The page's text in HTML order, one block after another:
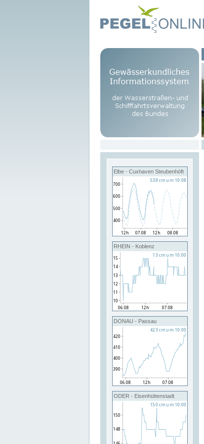
Elbe - Cuxhaven Steubenhöft
RHEIN - Koblenz
DONAU - Passau
ODER - Eisenhüttenstadt